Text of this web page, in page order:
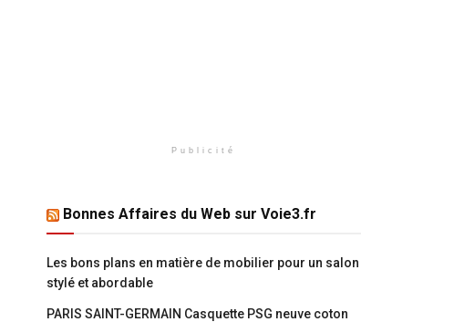
Publicité
Bonnes Affaires du Web sur Voie3.fr
Les bons plans en matière de mobilier pour un salon
stylé et abordable
PARIS SAINT-GERMAIN Casquette PSG neuve coton